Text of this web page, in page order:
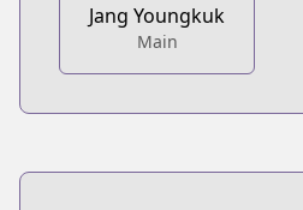
Jang Youngkuk
Main